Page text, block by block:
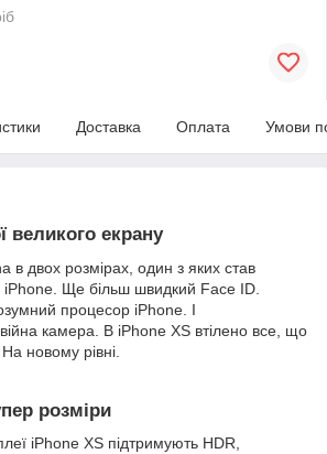
Доставка Оплата Умови
великого екрану
в двох розмірах, один з яких став
iPhone. Ще більш швидкий Face ID.
процесор iPhone. І
камера. В iPhone XS втілено все, що
новому рівні.
розміри
iPhone XS підтримують HDR,